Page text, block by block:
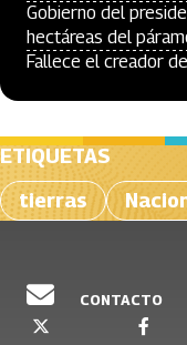
Gobierno del
hectáreas del
Fallece el creador
ETIQUETAS
tierras
CONTACTO